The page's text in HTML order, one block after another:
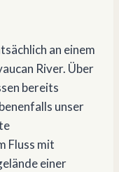
an einem
River. Über
bereits
unser
Fluss mit
einer